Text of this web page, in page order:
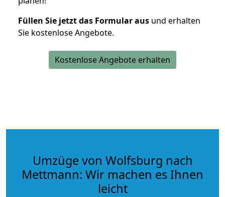
Füllen Sie jetzt das Formular aus und erhalten
Sie kostenlose Angebote.
Kostenlose Angebote erhalten
Umzüge von Wolfsburg nach
Mettmann: Wir machen es Ihnen
leicht